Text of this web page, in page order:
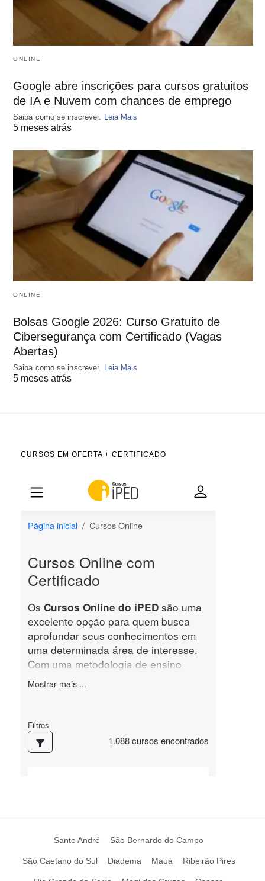
ONLINE
Google abre inscrições para cursos gratuitos
de IA e Nuvem com chances de emprego
Saiba como se inscrever. Leia Mais
5 meses atrás
ONLINE
Bolsas Google 2026: Curso Gratuito de
Cibersegurança com Certificado (Vagas
Abertas)
Saiba como se inscrever. Leia Mais
5 meses atrás
CURSOS EM OFERTA + CERTIFICADO
Santo André São Bernardo do Campo
São Caetano do Sul Diadema Mauá Ribeirão Pires